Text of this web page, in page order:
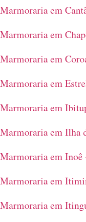
Marmoraria em
Marmoraria em
Marmoraria em
Marmoraria em
Marmoraria em
Marmoraria em Ilha
Marmoraria em Inoê
Marmoraria em
Marmoraria em